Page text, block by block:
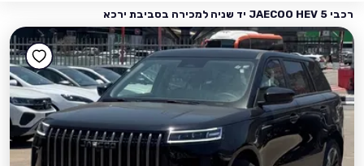
רכבי JAECOO HEV 5 יד שניה למכירה בסביבת ירכא